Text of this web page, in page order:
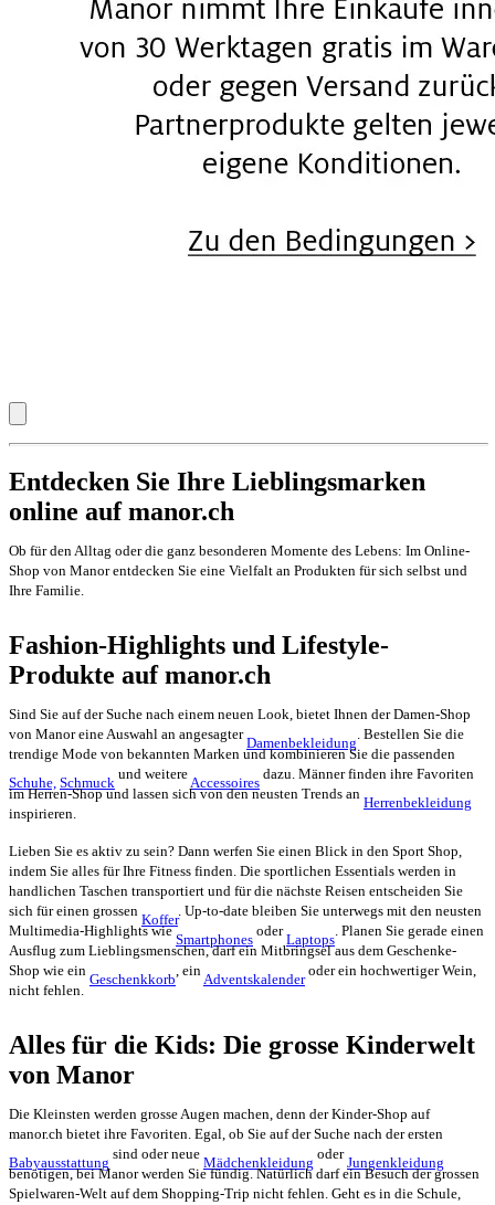
Entdecken Sie Ihre Lieblingsmarken
online auf manor.ch
Ob für den Alltag oder die ganz besonderen Momente des Lebens: Im Online-
Shop von Manor entdecken Sie eine Vielfalt an Produkten für sich selbst und
Ihre Familie.
Fashion-Highlights und Lifestyle-
Produkte auf manor.ch
Sind Sie auf der Suche nach einem neuen Look, bietet Ihnen der Damen-Shop
von Manor eine Auswahl an angesagter
Damenbekleidung
. Bestellen Sie die
trendige Mode von bekannten Marken und kombinieren Sie die passenden
Schuhe, Schmuck
und weitere
Accessoires
dazu. Männer finden ihre Favoriten
im Herren-Shop und lassen sich von den neusten Trends an
Herrenbekleidung
inspirieren.
Lieben Sie es aktiv zu sein? Dann werfen Sie einen Blick in den Sport Shop,
indem Sie alles für Ihre Fitness finden. Die sportlichen Essentials werden in
handlichen Taschen transportiert und für die nächste Reisen entscheiden Sie
sich für einen grossen
Koffer
. Up-to-date bleiben Sie unterwegs mit den neusten
Multimedia-Highlights wie
Smartphones
oder
Laptops
. Planen Sie gerade einen
Ausflug zum Lieblingsmenschen, darf ein Mitbringsel aus dem Geschenke-
Shop wie ein
Geschenkkorb
, ein
Adventskalender
oder ein hochwertiger Wein,
nicht fehlen.
Alles für die Kids: Die grosse Kinderwelt
von Manor
Die Kleinsten werden grosse Augen machen, denn der Kinder-Shop auf
manor.ch bietet ihre Favoriten. Egal, ob Sie auf der Suche nach der ersten
Babyausstattung
sind oder neue
Mädchenkleidung
oder
Jungenkleidung
benötigen, bei Manor werden Sie fündig. Natürlich darf ein Besuch der grossen
Spielwaren-Welt auf dem Shopping-Trip nicht fehlen. Geht es in die Schule,